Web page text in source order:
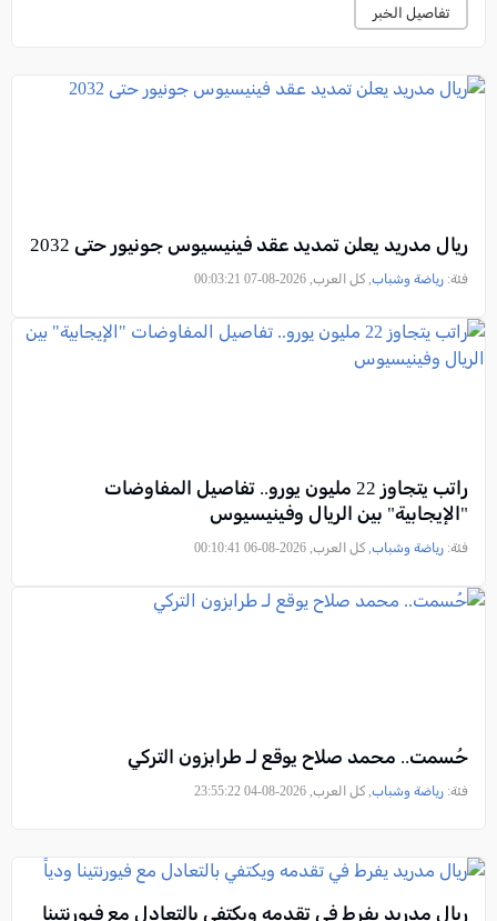
تفاصيل الخبر
ريال مدريد يعلن تمديد عقد فينيسيوس جونيور حتى 2032
فئة: رياضة وشباب, كل العرب, 2026-08-07 00:03:21
راتب يتجاوز 22 مليون يورو.. تفاصيل المفاوضات
"الإيجابية" بين الريال وفينيسيوس
فئة: رياضة وشباب, كل العرب, 2026-08-06 00:10:41
حُسمت.. محمد صلاح يوقع لـ طرابزون التركي
فئة: رياضة وشباب, كل العرب, 2026-08-04 23:55:22
ريال مدريد يفرط في تقدمه ويكتفي بالتعادل مع فيورنتينا